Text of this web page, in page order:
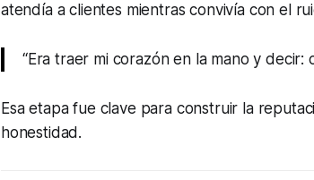
atendía a clientes mientras convivía con el
“Era traer mi corazón en la mano y decir:
Esa etapa fue clave para construir la
honestidad.